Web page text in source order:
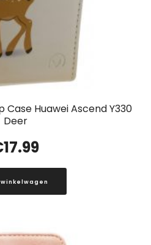
Case Huawei Ascend Y330
Deer
17.99